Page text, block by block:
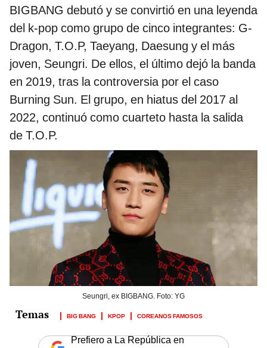
BIGBANG debutó y se convirtió en una leyenda
del k-pop como grupo de cinco integrantes: G-
Dragon, T.O.P, Taeyang, Daesung y el más
joven, Seungri. De ellos, el último dejó la banda
en 2019, tras la controversia por el caso
Burning Sun. El grupo, en hiatus del 2017 al
2022, continuó como cuarteto hasta la salida
de T.O.P.
Seungri, ex BIGBANG. Foto: YG
BIG BANG KPOP COREANOS FAMOSOS
Prefiero a La República en